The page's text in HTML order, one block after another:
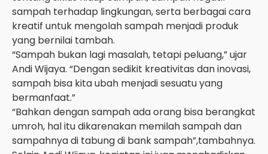
sampah terhadap lingkungan, serta berbagai cara
kreatif untuk mengolah sampah menjadi produk
yang bernilai tambah.
“Sampah bukan lagi masalah, tetapi peluang,” ujar
Andi Wijaya. “Dengan sedikit kreativitas dan inovasi,
sampah bisa kita ubah menjadi sesuatu yang
bermanfaat.”
“Bahkan dengan sampah ada orang bisa berangkat
umroh, hal itu dikarenakan memilah sampah dan
sampahnya di tabung di bank sampah”,tambahnya.